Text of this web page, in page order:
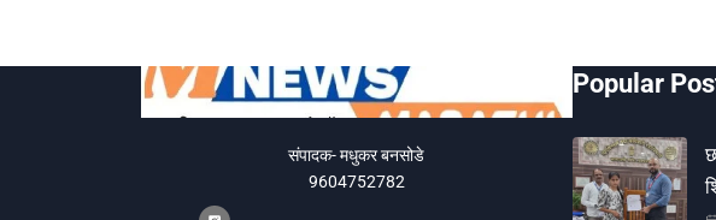
संपादक- मधुकर बनसोडे
9604752782
Popular